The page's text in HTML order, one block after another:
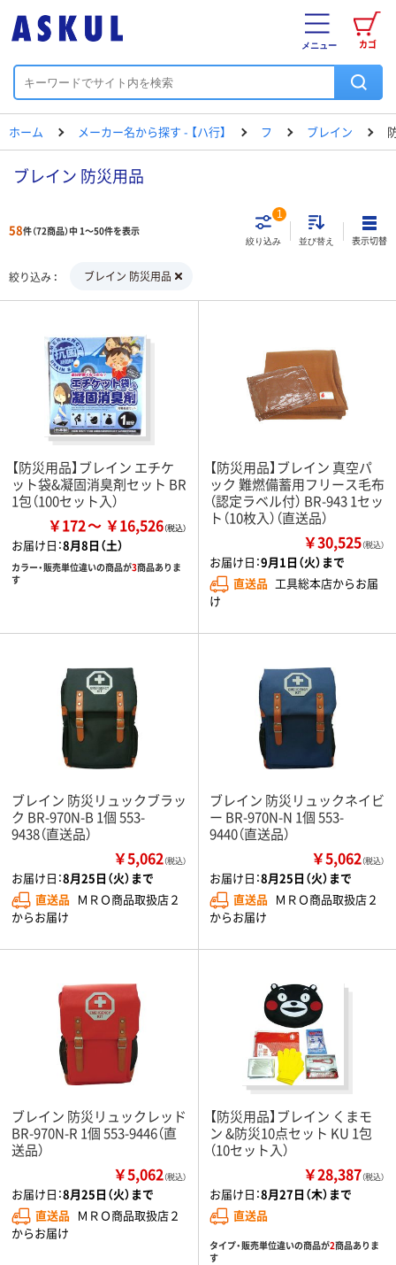
カゴ
メニュー
ホーム メーカー名から探す - 【ハ行】 フ ブレイン
ブレイン 防災用品
58件（72商品）中 1～50件を表示
絞り込み
1
並び替え 表示切替
絞り込み ブレイン 防災用品
【防災用品】ブレイン エチケ
ット袋&凝固消臭剤セット BR
1包（100セット入）
￥172 ￥16,526
お届け日：8月8日（土）
カラー・販売単位違いの商品が3商品ありま
す
【防災用品】ブレイン 真空パ
ック 難燃備蓄用フリース毛布
（認定ラベル付） BR-943 1セッ
ト（10枚入）（直送品）
￥30,525（税込）
お届け日：9月1日（火）まで
直送品 工具総本店からお届
け
ブレイン 防災リュックブラッ
ク BR-970N-B 1個 553-
9438（直送品）
￥5,062（税込）
お届け日：8月25日（火）まで
直送品 ＭＲＯ商品取扱店２
からお届け
ブレイン 防災リュックネイビ
ー BR-970N-N 1個 553-
9440（直送品）
￥5,062（税込）
お届け日：8月25日（火）まで
直送品 ＭＲＯ商品取扱店２
からお届け
ブレイン 防災リュックレッド
BR-970N-R 1個 553-9446（直
送品）
￥5,062（税込）
お届け日：8月25日（火）まで
直送品 ＭＲＯ商品取扱店２
からお届け
【防災用品】ブレイン くまモ
ン &防災10点セット KU 1包
（10セット入）
￥28,387（税込）
お届け日：8月27日（木）まで
直送品
タイプ・販売単位違いの商品が2商品ありま
す